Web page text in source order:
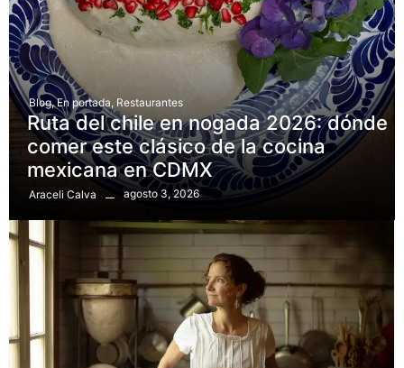
Blog, En portada Restaurantes
Ruta del chile en nogada 2026: dónde
comer este clásico de la cocina
mexicana en CDMX
Araceli Calva agosto 3, 2026